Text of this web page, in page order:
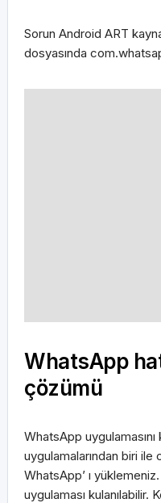
Sorun Android ART
dosyasında
WhatsApp
çözümü
WhatsApp uygulamasını
uygulamalarından biri
WhatsApp’ ı
uygulaması